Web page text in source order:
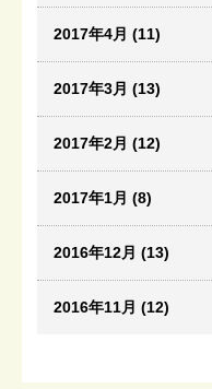
2017年4月 (11)
2017年3月 (13)
2017年2月 (12)
2017年1月 (8)
2016年12月 (13)
2016年11月 (12)